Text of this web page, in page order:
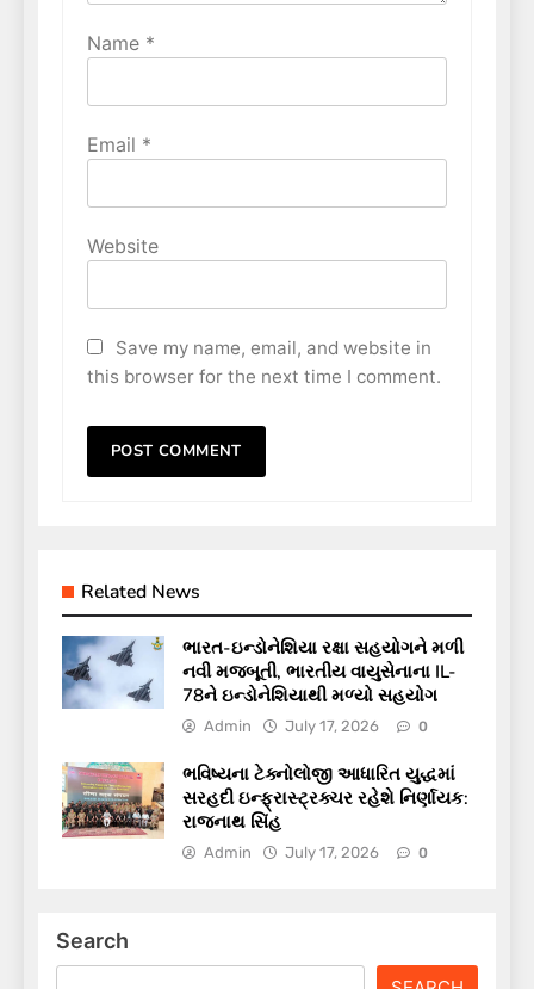
Name *
Email *
Website
Save my name, email, and website in
this browser for the next time I comment.
Related News
ભારત-ઇન્ડોનેશિયા રક્ષા સહયોગને મળી
નવી મજબૂતી, ભારતીય વાયુસેનાના IL-
78ને ઇન્ડોનેશિયાથી મળ્યો સહયોગ
Admin July 17, 2026 0
ભવિષ્યના ટેક્નોલોજી આધારિત યુદ્ધમાં
સરહદી ઇન્ફ્રાસ્ટ્રક્ચર રહેશે નિર્ણાયક:
રાજનાથ સિંહ
Admin July 17, 2026 0
Search